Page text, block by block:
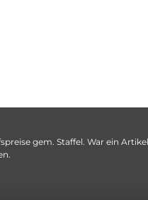
gem. Staffel. War ein